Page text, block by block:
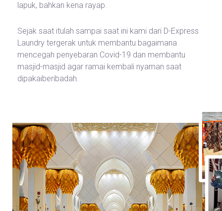
lapuk, bahkan kena rayap.
Sejak saat itulah sampai saat ini kami dari D-Express
Laundry tergerak untuk membantu bagaimana
mencegah penyebaran Covid-19 dan membantu
masjid-masjid agar ramai kembali nyaman saat
dipakaiberibadah.